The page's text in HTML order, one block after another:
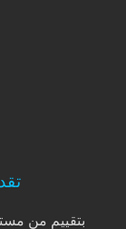
بتقييم من